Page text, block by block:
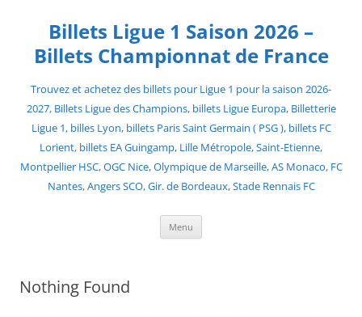
contentBillets Ligue 1 Saison 2026 –
Billets Championnat de France
Trouvez et achetez des billets pour Ligue 1 pour la saison 2026-
2027, Billets Ligue des Champions, billets Ligue Europa, Billetterie
Ligue 1, billes Lyon, billets Paris Saint Germain ( PSG ), billets FC
Lorient, billets EA Guingamp, Lille Métropole, Saint-Etienne,
Montpellier HSC, OGC Nice, Olympique de Marseille, AS Monaco, FC
Nantes, Angers SCO, Gir. de Bordeaux, Stade Rennais FC
Menu
Nothing Found